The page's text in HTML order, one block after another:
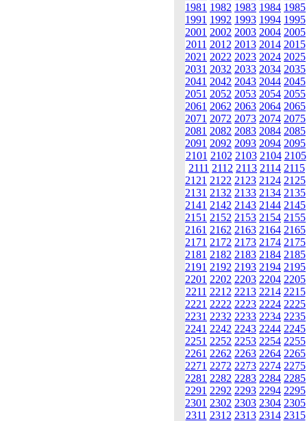
1981 1982 1983 1984 1985
1991 1992 1993 1994 1995
2001 2002 2003 2004 2005
2011 2012 2013 2014 2015
2021 2022 2023 2024 2025
2031 2032 2033 2034 2035
2041 2042 2043 2044 2045
2051 2052 2053 2054 2055
2061 2062 2063 2064 2065
2071 2072 2073 2074 2075
2081 2082 2083 2084 2085
2091 2092 2093 2094 2095
2101 2102 2103 2104 2105
2111 2112 2113 2114 2115
2121 2122 2123 2124 2125
2131 2132 2133 2134 2135
2141 2142 2143 2144 2145
2151 2152 2153 2154 2155
2161 2162 2163 2164 2165
2171 2172 2173 2174 2175
2181 2182 2183 2184 2185
2191 2192 2193 2194 2195
2201 2202 2203 2204 2205
2211 2212 2213 2214 2215
2221 2222 2223 2224 2225
2231 2232 2233 2234 2235
2241 2242 2243 2244 2245
2251 2252 2253 2254 2255
2261 2262 2263 2264 2265
2271 2272 2273 2274 2275
2281 2282 2283 2284 2285
2291 2292 2293 2294 2295
2301 2302 2303 2304 2305
2311 2312 2313 2314 2315